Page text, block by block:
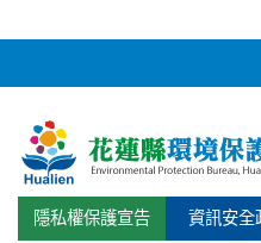
隱私權保護宣告 資訊安全